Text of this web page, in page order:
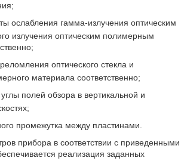
ослабления гамма-излучения оптическим
излучения оптическим полимерным
оптического стекла и
материала соответственно;
полей обзора в вертикальной и
промежутка между пластинами.
прибора в соответствии с приведенными
реализация заданных